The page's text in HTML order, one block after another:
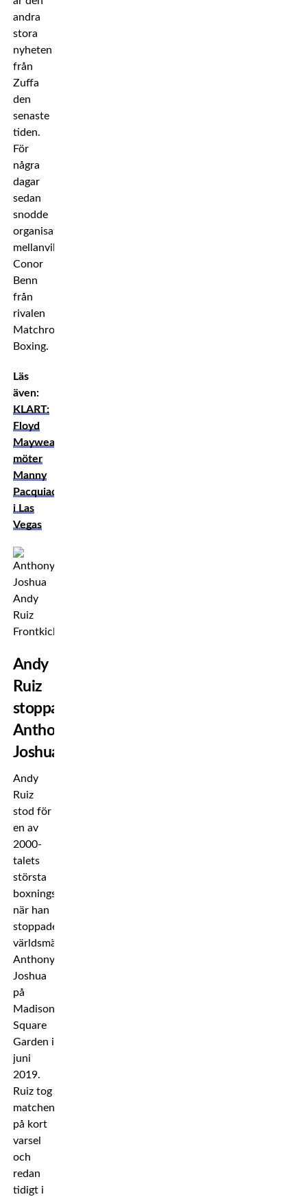
andra
stora
nyheten
från
Zuffa
den
senaste
tiden.
För
några
dagar
sedan
snodde
organisationen
mellanviktaren
Conor
Benn
från
rivalen
Matchroom
Boxing.
Läs
även:
KLART:
Floyd
Mayweather
möter
Manny
Pacquiao
i Las
Vegas
Andy
Ruiz
stoppade
Anthony
Joshua
Andy
Ruiz
stod för
en av
2000-
talets
största
boxningsskrällar
när han
stoppade
världsmästaren
Anthony
Joshua
på
Madison
Square
Garden i
juni
2019.
Ruiz tog
matchen
på kort
varsel
och
redan
tidigt i